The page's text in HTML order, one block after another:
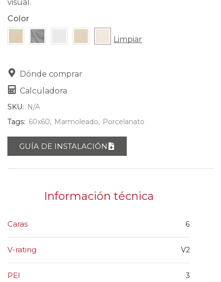
visual.
Color
Limpiar
Dónde comprar
Calculadora
SKU: N/A
Tags: 60x60, Marmoleado, Porcelanato
GUÍA DE INSTALACIÓN
Información técnica
Caras 6
V-rating V2
PEI 3